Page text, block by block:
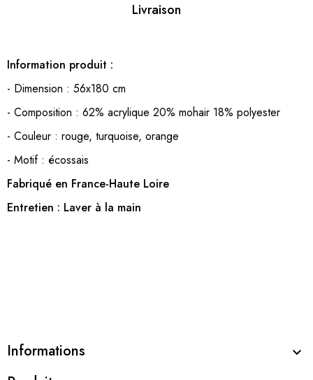
Livraison
Information produit :
- Dimension : 56x180 cm
- Composition : 62% acrylique 20% mohair 18% polyester
- Couleur : rouge, turquoise, orange
- Motif : écossais
Fabriqué en France-Haute Loire
Entretien : Laver à la main
Informations 